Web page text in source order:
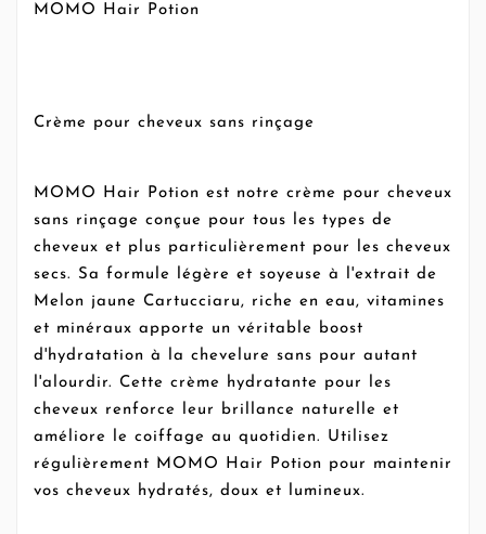
MOMO Hair Potion
Crème pour cheveux sans rinçage
MOMO Hair Potion est notre crème pour cheveux
sans rinçage conçue pour tous les types de
cheveux et plus particulièrement pour les cheveux
secs. Sa formule légère et soyeuse à l'extrait de
Melon jaune Cartucciaru, riche en eau, vitamines
et minéraux apporte un véritable boost
d'hydratation à la chevelure sans pour autant
l'alourdir. Cette crème hydratante pour les
cheveux renforce leur brillance naturelle et
améliore le coiffage au quotidien. Utilisez
régulièrement MOMO Hair Potion pour maintenir
vos cheveux hydratés, doux et lumineux.